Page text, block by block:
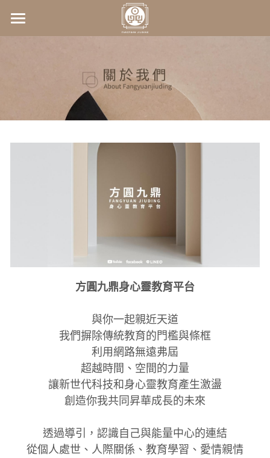
首頁
關於我們
常見問答
2026赤馬一動‧命運全變
1207易經卜卦(一日實戰班)
1214合一數入門課程(三期班)
Facebook粉專
LINE諮詢預約
Youtube頻道
身心靈商城
註冊
線上諮詢
方圓九鼎身心靈教育平台
與你一起親近天道
我們摒除傳統教育的門檻與條框
利用網路無遠弗屆
超越時間、空間的力量
讓新世代科技和身心靈教育產生激盪
創造你我共同昇華成長的未來
透過導引，認識自己與能量中心的連結
從個人處世、人際關係、教育學習、愛情親情
商品分類